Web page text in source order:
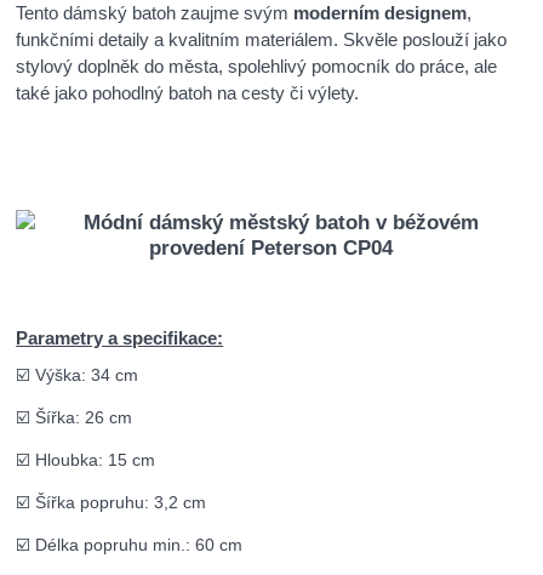
Tento dámský batoh zaujme svým moderním designem,
funkčními detaily a kvalitním materiálem. Skvěle poslouží jako
stylový doplněk do města, spolehlivý pomocník do práce, ale
také jako pohodlný batoh na cesty či výlety.
Parametry a specifikace:
☑️ Výška: 34 cm
☑️ Šířka: 26 cm
☑️ Hloubka: 15 cm
☑️ Šířka popruhu: 3,2 cm
☑️ Délka popruhu min.: 60 cm